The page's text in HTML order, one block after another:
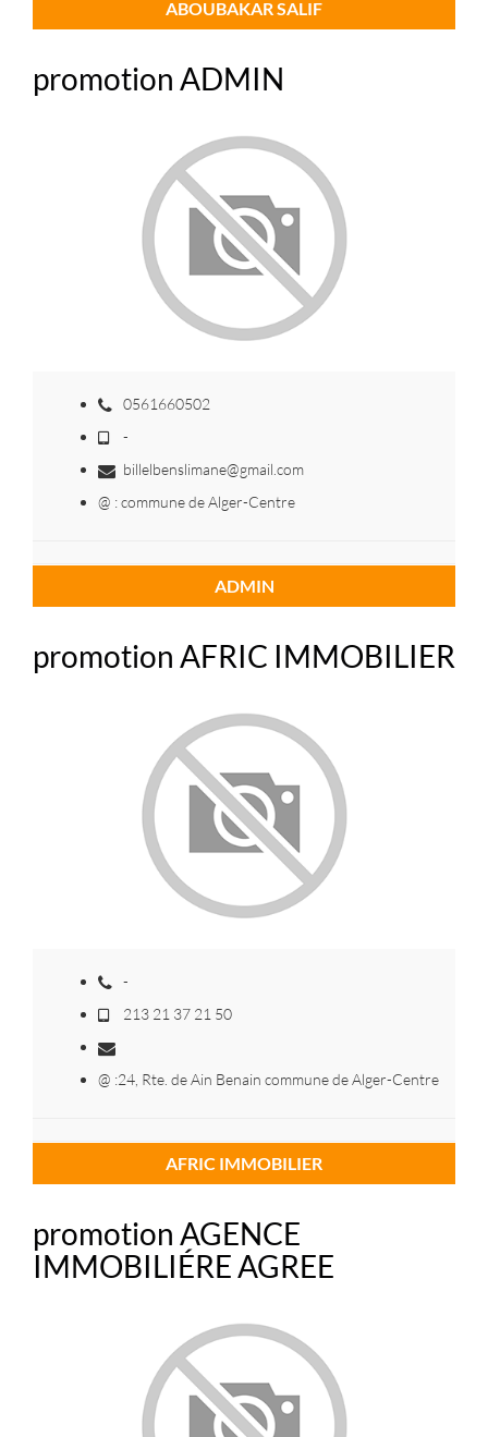
ABOUBAKAR SALIF
promotion ADMIN
0561660502
-
billelbenslimane@gmail.com
@ : commune de Alger-Centre
ADMIN
promotion AFRIC IMMOBILIER
-
213 21 37 21 50
@ :24, Rte. de Ain Benain commune de Alger-Centre
AFRIC IMMOBILIER
promotion AGENCE
IMMOBILIÉRE AGREE